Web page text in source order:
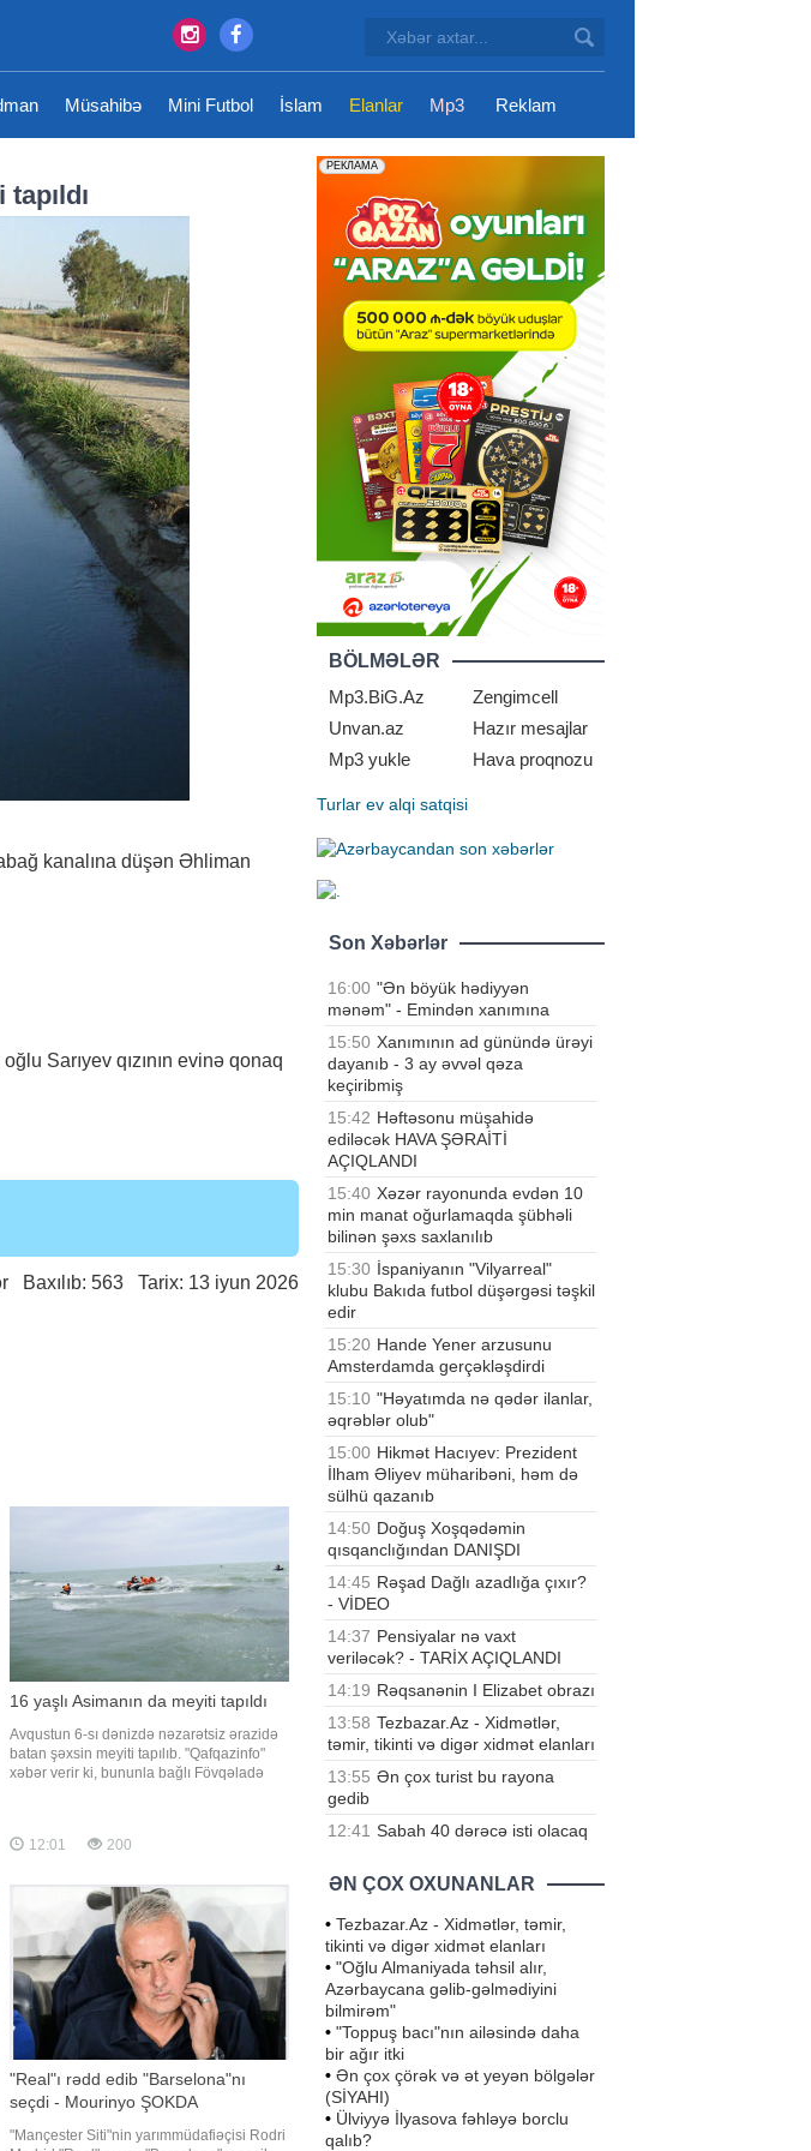
Müsahibə Mini Futbol İslam Elanlar Mp3 Reklam
kanalına düşən Əhliman
Sarıyev qızının evinə qonaq
Baxılıb: 563 Tarix: 13 iyun 2026
16 yaşlı Asimanın da meyiti tapıldı
Avqustun 6-sı dənizdə nəzarətsiz ərazidə
batan şəxsin meyiti tapılıb. "Qafqazinfo"
xəbər verir ki, bununla bağlı Fövqəladə
xilasetmə məntəqəsindən 2 km aralı
12:01 200
"Real"ı rədd edib "Barselona"nı
seçdi - Mourinyo ŞOKDA
"Mançester Siti"nin yarımmüdafiəçisi Rodri
BÖLMƏLƏR
Mp3.BiG.Az
Zengimcell
Unvan.az
Hazır mesajlar
Mp3 yukle
Hava proqnozu
Turlar ev alqi satqisi
Son Xəbərlər
16:00 "Ən böyük hədiyyən
mənəm" - Emindən xanımına
15:50 Xanımının ad günündə ürəyi
dayanıb - 3 ay əvvəl qəza
keçiribmiş
15:42 Həftəsonu müşahidə
ediləcək HAVA ŞƏRAİTİ
AÇIQLANDI
15:40 Xəzər rayonunda evdən 10
min manat oğurlamaqda şübhəli
bilinən şəxs saxlanılıb
15:30 İspaniyanın "Vilyarreal"
klubu Bakıda futbol düşərgəsi təşkil
edir
15:20 Hande Yener arzusunu
Amsterdamda gerçəkləşdirdi
15:10 "Həyatımda nə qədər ilanlar,
əqrəblər olub"
15:00 Hikmət Hacıyev: Prezident
İlham Əliyev müharibəni, həm də
sülhü qazanıb
14:50 Doğuş Xoşqədəmin
qısqanclığından DANIŞDI
14:45 Rəşad Dağlı azadlığa çıxır?
- VİDEO
14:37 Pensiyalar nə vaxt
veriləcək? - TARİX AÇIQLANDI
14:19 Rəqsanənin I Elizabet obrazı
13:58 Tezbazar.Az - Xidmətlər,
təmir, tikinti və digər xidmət elanları
13:55 Ən çox turist bu rayona
gedib
12:41 Sabah 40 dərəcə isti olacaq
ƏN ÇOX OXUNANLAR
• Tezbazar.Az - Xidmətlər, təmir,
tikinti və digər xidmət elanları
• "Oğlu Almaniyada təhsil alır,
Azərbaycana gəlib-gəlmədiyini
bilmirəm"
• "Toppuş bacı"nın ailəsində daha
bir ağır itki
• Ən çox çörək və ət yeyən bölgələr
(SİYAHI)
• Ülviyyə İlyasova fəhləyə borclu
qalıb?